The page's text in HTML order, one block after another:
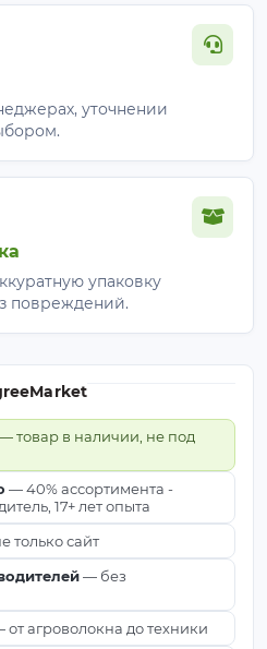
в сухом, темном месте,
задаваемые
Agreen 50 в
светопроницаемости (до
агроволокно 50
воздухообмен и
свет и не
рассчитано
защиту растений
до -7°С.
бережного
качественный
3–4 сезона.
уточнении
упаковку
повреждений.
— товар в наличии, не под
— 40% ассортимента -
17+ лет опыта
только сайт
— без
от агроволокна до техники